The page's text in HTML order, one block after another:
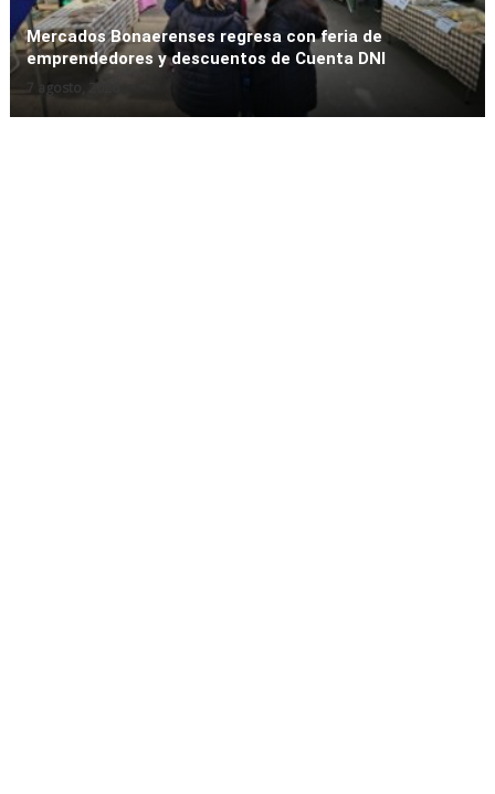
Mercados Bonaerenses regresa con feria de
emprendedores y descuentos de Cuenta DNI
7 agosto, 2026